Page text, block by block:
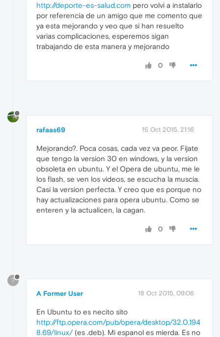
http://deporte-es-salud.com pero volvi a instalarlo
por referencia de un amigo que me comento que
ya esta mejorando y veo que si han resuelto
varias complicaciones, esperemos sigan
trabajando de esta manera y mejorando
0
rafaas69 15 Oct 2015, 21:16
Mejorando?. Poca cosas, cada vez va peor. Fijate
que tengo la version 30 en windows, y la version
obsoleta en ubuntu. Y el Opera de ubuntu, me le
los flash, se ven los videos, se escucha la muscia.
Casi la version perfecta. Y creo que es porque no
hay actualizaciones para opera ubuntu. Como se
enteren y la actualicen, la cagan.
0
?
A Former User 18 Oct 2015, 09:06
En Ubuntu to es necito sito
http://ftp.opera.com/pub/opera/desktop/32.0.194
8.69/linux/(es .deb). Mi espanol es mierda. Es no